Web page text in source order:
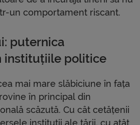
un comportament riscant.
puternica
instituțiile politice
mai mare slăbiciune în fața
în principal din
scăzută. Cu cât cetățenii
instituții ale țării, cu atât